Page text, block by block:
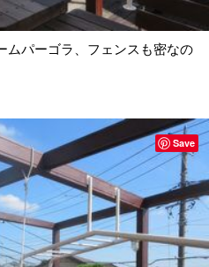
ムパーゴラ、フェンスも密なの
Save